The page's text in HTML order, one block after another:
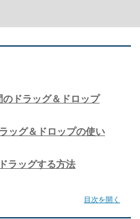
ドラッグ＆ドロップ
ッグ＆ドロップの使い
ラッグする方法
目次を開く